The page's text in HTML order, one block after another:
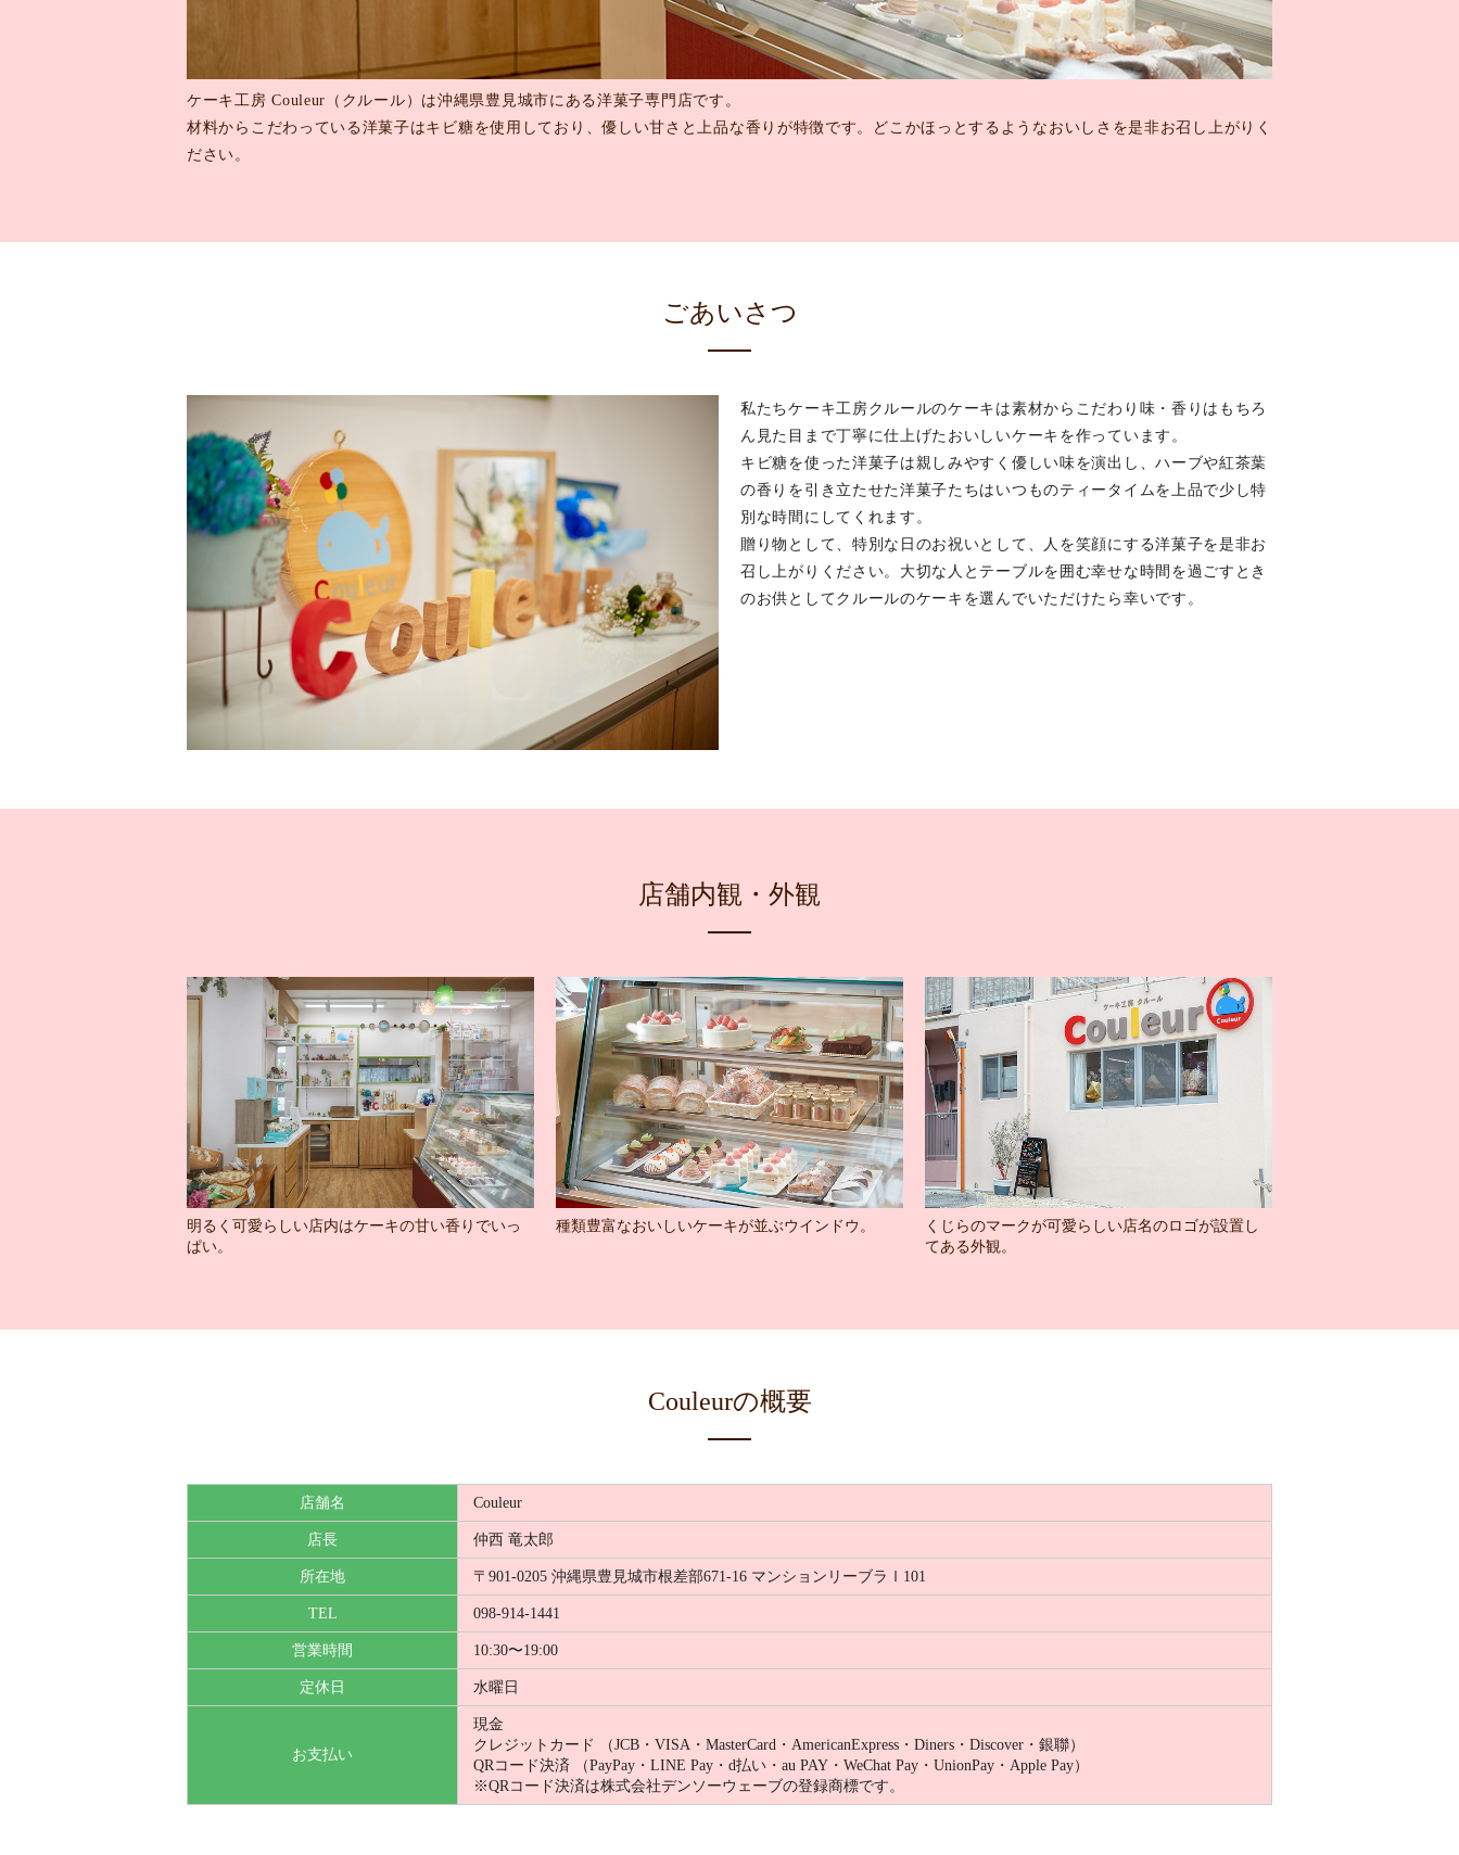
ケーキ工房 Couleur（クルール）は沖縄県豊見城市にある洋菓子専門店です。
材料からこだわっている洋菓子はキビ糖を使用しており、優しい甘さと上品な香りが特徴です。どこかほっとするようなおいしさを是非お召し上がりく
ださい。
ごあいさつ
私たちケーキ工房クルールのケーキは素材からこだわり味・香りはもちろ
ん見た目まで丁寧に仕上げたおいしいケーキを作っています。
キビ糖を使った洋菓子は親しみやすく優しい味を演出し、ハーブや紅茶葉
の香りを引き立たせた洋菓子たちはいつものティータイムを上品で少し特
別な時間にしてくれます。
贈り物として、特別な日のお祝いとして、人を笑顔にする洋菓子を是非お
召し上がりください。大切な人とテーブルを囲む幸せな時間を過ごすとき
のお供としてクルールのケーキを選んでいただけたら幸いです。
店舗内観・外観
明るく可愛らしい店内はケーキの甘い香りでいっ
ぱい。
種類豊富なおいしいケーキが並ぶウインドウ。
くじらのマークが可愛らしい店名のロゴが設置し
てある外観。
Couleurの概要
店舗名 Couleur
店長 仲西 竜太郎
所在地 〒901-0205 沖縄県豊見城市根差部671-16 マンションリーブラⅠ101
TEL 098-914-1441
営業時間 10:30〜19:00
定休日 水曜日
お支払い
現金
クレジットカード （JCB・VISA・MasterCard・AmericanExpress・Diners・Discover・銀聯）
QRコード決済 （PayPay・LINE Pay・d払い・au PAY・WeChat Pay・UnionPay・Apple Pay）
※QRコード決済は株式会社デンソーウェーブの登録商標です。